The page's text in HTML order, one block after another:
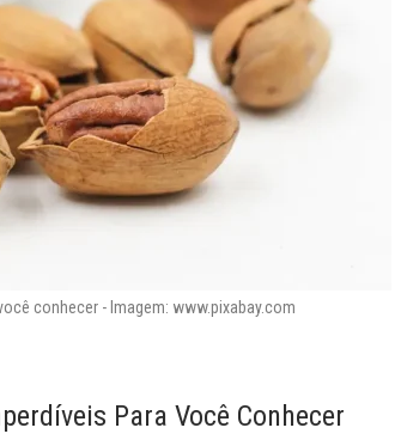
conhecer - Imagem: www.pixabay.com
Para Você Conhecer